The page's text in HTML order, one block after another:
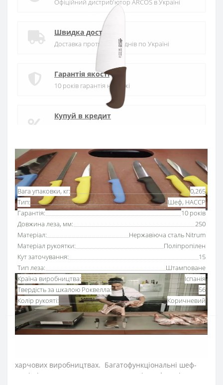
Основні характеристики Всі характеристики
Вага упаковки, кг:
0,265
Тип:
Шеф, HACCP
Гарантія:
10 років
Довжина леза, мм:
250
Матеріал:
Нержавіюча сталь Nitrum
Матеріал рукоятки:
Поліпропілен
Кут заточування:
15
Тип леза:
Штамповане
Країна виробництва:
Іспанія
Твердість за шкалою Роквелла:
56
Колір рукояті:
Коричневий
Офіційний дистриб'ютор ARCOS в Україні
Швидка доставка
Доставка протягом 1-3 днів по Україні
Гарантія якості
10 років гарантія на ножі
Купуй в кредит
Ніж поварський250 мм Аркос серії «2900» з
харчових виробництвах. Багатофункціональні шеф-
ножі підходять для шаткування овочів та фруктів,